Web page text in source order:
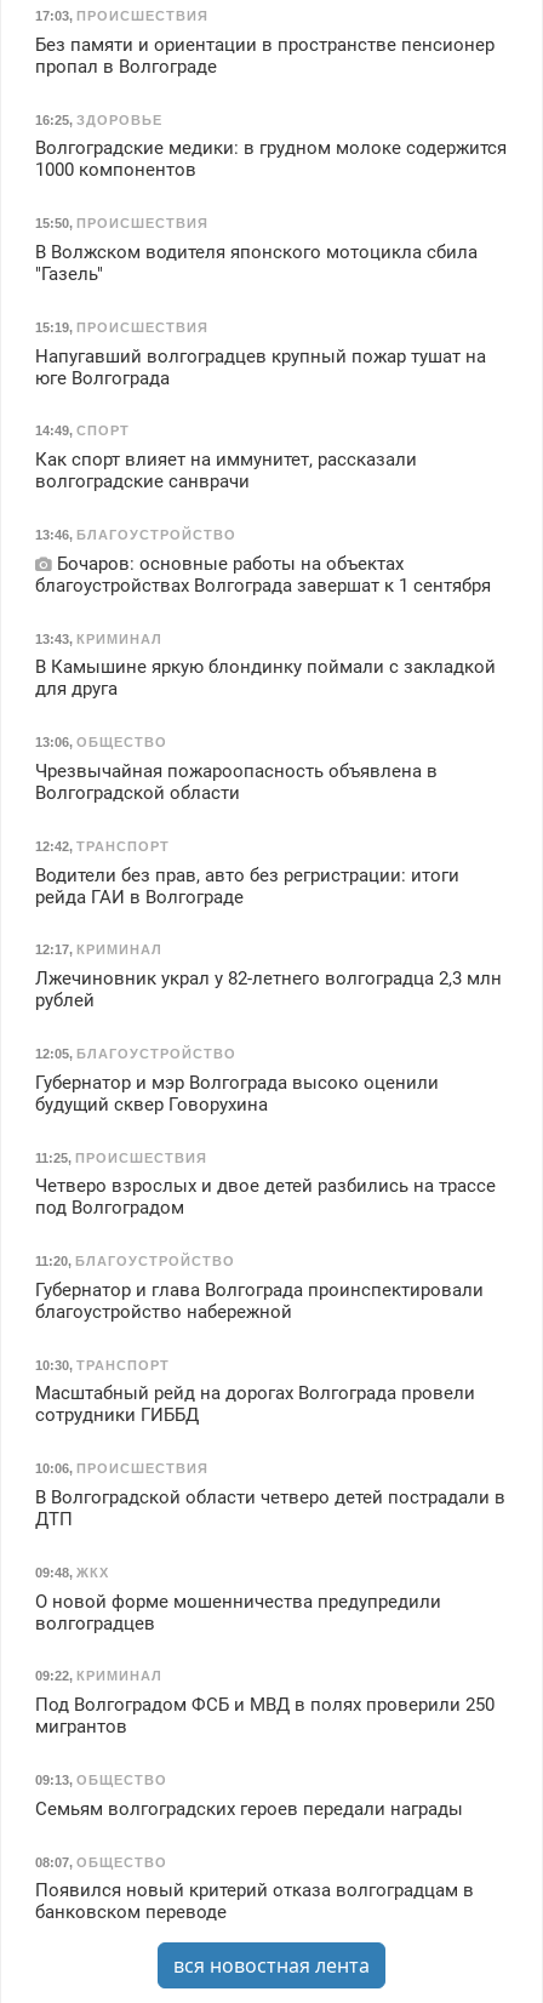
17:03, ПРОИСШЕСТВИЯ
Без памяти и ориентации в пространстве пенсионер
пропал в Волгограде
16:25, ЗДОРОВЬЕ
Волгоградские медики: в грудном молоке содержится
1000 компонентов
15:50, ПРОИСШЕСТВИЯ
В Волжском водителя японского мотоцикла сбила
"Газель"
15:19, ПРОИСШЕСТВИЯ
Напугавший волгоградцев крупный пожар тушат на
юге Волгограда
14:49, СПОРТ
Как спорт влияет на иммунитет, рассказали
волгоградские санврачи
13:46, БЛАГОУСТРОЙСТВО
Бочаров: основные работы на объектах
благоустройствах Волгограда завершат к 1 сентября
13:43, КРИМИНАЛ
В Камышине яркую блондинку поймали с закладкой
для друга
13:06, ОБЩЕСТВО
Чрезвычайная пожароопасность объявлена в
Волгоградской области
12:42, ТРАНСПОРТ
Водители без прав, авто без регристрации: итоги
рейда ГАИ в Волгограде
12:17, КРИМИНАЛ
Лжечиновник украл у 82-летнего волгоградца 2,3 млн
рублей
12:05, БЛАГОУСТРОЙСТВО
Губернатор и мэр Волгограда высоко оценили
будущий сквер Говорухина
11:25, ПРОИСШЕСТВИЯ
Четверо взрослых и двое детей разбились на трассе
под Волгоградом
11:20, БЛАГОУСТРОЙСТВО
Губернатор и глава Волгограда проинспектировали
благоустройство набережной
10:30, ТРАНСПОРТ
Масштабный рейд на дорогах Волгограда провели
сотрудники ГИББД
10:06, ПРОИСШЕСТВИЯ
В Волгоградской области четверо детей пострадали в
ДТП
09:48, ЖКХ
О новой форме мошенничества предупредили
волгоградцев
09:22, КРИМИНАЛ
Под Волгоградом ФСБ и МВД в полях проверили 250
мигрантов
09:13, ОБЩЕСТВО
Семьям волгоградских героев передали награды
08:07, ОБЩЕСТВО
Появился новый критерий отказа волгоградцам в
банковском переводе
вся новостная лента